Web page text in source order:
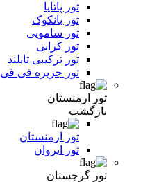
تور پاتایا
تور بانکوک
تور سامویی
تور کرابی
تور ترکیبی تایلند
تور جزیره فی فی
تور ارمنستان
بازگشت
تور ارمنستان
تور ایروان
تور گرجستان